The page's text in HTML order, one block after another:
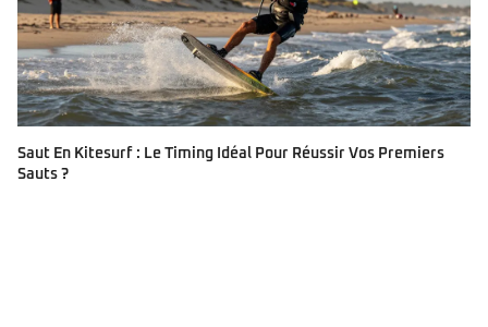
Saut En Kitesurf : Le Timing Idéal Pour Réussir Vos Premiers
Sauts ?